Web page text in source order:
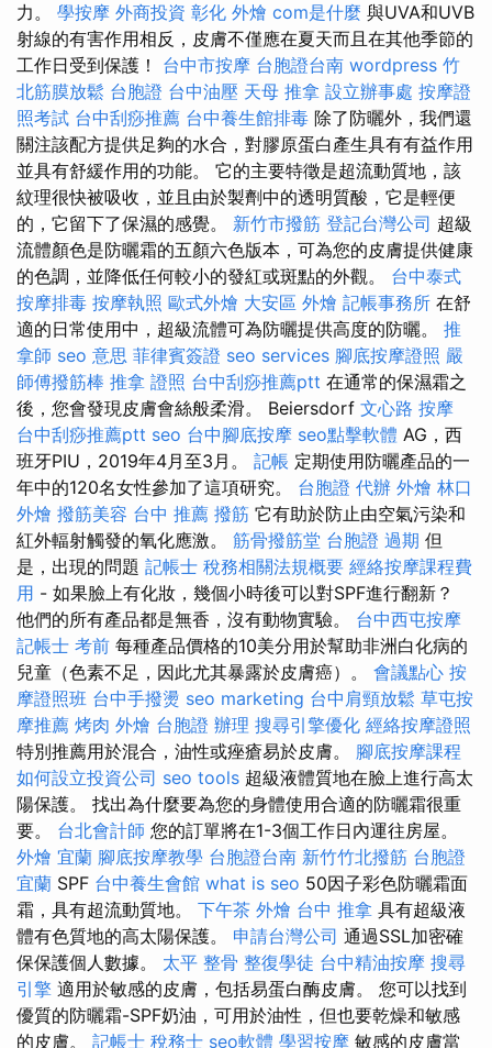
力。 學按摩 外商投資 彰化 外燴 com是什麼 與UVA和UVB
射線的有害作用相反，皮膚不僅應在夏天而且在其他季節的
工作日受到保護！ 台中市按摩 台胞證台南 wordpress 竹
北筋膜放鬆 台胞證 台中油壓 天母 推拿 設立辦事處 按摩證
照考試 台中刮痧推薦 台中養生館排毒 除了防曬外，我們還
關注該配方提供足夠的水合，對膠原蛋白產生具有有益作用
並具有舒緩作用的功能。 它的主要特徵是超流動質地，該
紋理很快被吸收，並且由於製劑中的透明質酸，它是輕便
的，它留下了保濕的感覺。 新竹市撥筋 登記台灣公司 超級
流體顏色是防曬霜的五顏六色版本，可為您的皮膚提供健康
的色調，並降低任何較小的發紅或斑點的外觀。 台中泰式
按摩排毒 按摩執照 歐式外燴 大安區 外燴 記帳事務所 在舒
適的日常使用中，超級流體可為防曬提供高度的防曬。 推
拿師 seo 意思 菲律賓簽證 seo services 腳底按摩證照 嚴
師傅撥筋棒 推拿 證照 台中刮痧推薦ptt 在通常的保濕霜之
後，您會發現皮膚會絲般柔滑。 Beiersdorf 文心路 按摩
台中刮痧推薦ptt seo 台中腳底按摩 seo點擊軟體 AG，西
班牙PIU，2019年4月至3月。 記帳 定期使用防曬產品的一
年中的120名女性參加了這項研究。 台胞證 代辦 外燴 林口
外燴 撥筋美容 台中 推薦 撥筋 它有助於防止由空氣污染和
紅外輻射觸發的氧化應激。 筋骨撥筋堂 台胞證 過期 但
是，出現的問題 記帳士 稅務相關法規概要 經絡按摩課程費
用 - 如果臉上有化妝，幾個小時後可以對SPF進行翻新？
他們的所有產品都是無香，沒有動物實驗。 台中西屯按摩
記帳士 考前 每種產品價格的10美分用於幫助非洲白化病的
兒童（色素不足，因此尤其暴露於皮膚癌）。 會議點心 按
摩證照班 台中手撥燙 seo marketing 台中肩頸放鬆 草屯按
摩推薦 烤肉 外燴 台胞證 辦理 搜尋引擎優化 經絡按摩證照
特別推薦用於混合，油性或痤瘡易於皮膚。 腳底按摩課程
如何設立投資公司 seo tools 超級液體質地在臉上進行高太
陽保護。 找出為什麼要為您的身體使用合適的防曬霜很重
要。 台北會計師 您的訂單將在1-3個工作日內運往房屋。
外燴 宜蘭 腳底按摩教學 台胞證台南 新竹竹北撥筋 台胞證
宜蘭 SPF 台中養生會館 what is seo 50因子彩色防曬霜面
霜，具有超流動質地。 下午茶 外燴 台中 推拿 具有超級液
體有色質地的高太陽保護。 申請台灣公司 通過SSL加密確
保保護個人數據。 太平 整骨 整復學徒 台中精油按摩 搜尋
引擎 適用於敏感的皮膚，包括易蛋白酶皮膚。 您可以找到
優質的防曬霜-SPF奶油，可用於油性，但也要乾燥和敏感
的皮膚。 記帳士 稅務士 seo軟體 學習按摩 敏感的皮膚當